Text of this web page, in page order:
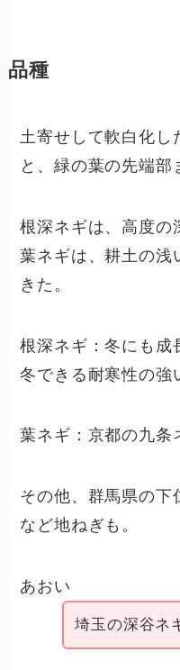
品種
土寄せして軟白化し
と、緑の葉の先端部
根深ネギは、高度の
葉ネギは、耕土の浅
きた。
根深ネギ：冬にも成
冬できる耐寒性の強
葉ネギ：京都の九条
その他、群馬県の下
など地ねぎも。
あおい
埼玉の深谷ネ